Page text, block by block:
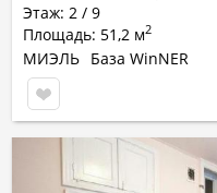
Этаж: 2 / 9
Площадь: 51,2 м2
МИЭЛЬ База WinNER